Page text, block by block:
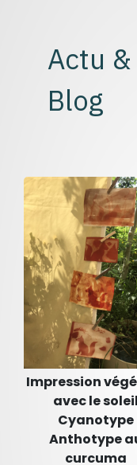
Actu
Blog
Impression
avec le soleil
Cyanotype
Anthotype
curcuma